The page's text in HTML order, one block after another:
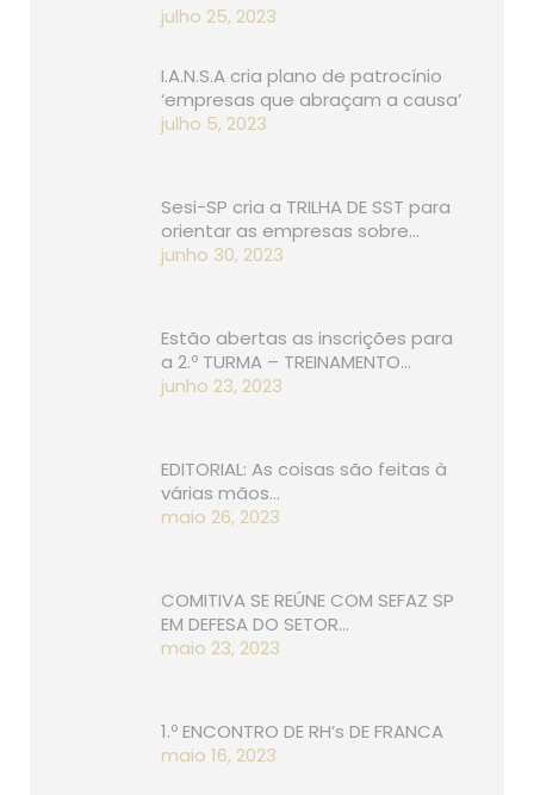
julho 25, 2023
I.A.N.S.A cria plano de patrocínio
‘empresas que abraçam a causa’
julho 5, 2023
Sesi-SP cria a TRILHA DE SST para
orientar as empresas sobre…
junho 30, 2023
Estão abertas as inscrições para
a 2.º TURMA – TREINAMENTO…
junho 23, 2023
EDITORIAL: As coisas são feitas à
várias mãos…
maio 26, 2023
COMITIVA SE REÚNE COM SEFAZ SP
EM DEFESA DO SETOR…
maio 23, 2023
1.º ENCONTRO DE RH’s DE FRANCA
maio 16, 2023